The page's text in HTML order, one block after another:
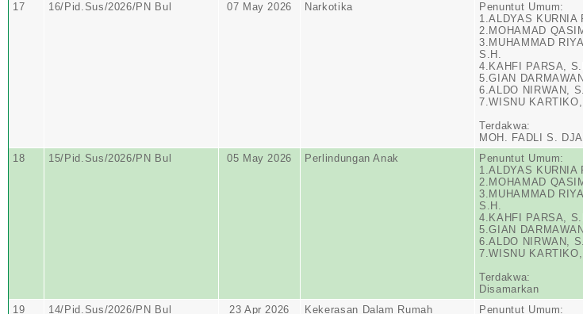
17 16/Pid.Sus/2026/PN Bul 07 May 2026 Narkotika
Penuntut Umum:
1.ALDYAS KURNIA
2.MOHAMAD
3.MUHAMMAD
S.H.
4.KAHFI PARSA,
5.GIAN
6.ALDO NIRWAN,
7.WISNU
Terdakwa:
MOH. FADLI S.
18 15/Pid.Sus/2026/PN Bul 05 May 2026 Perlindungan Anak
Penuntut Umum:
1.ALDYAS KURNIA
2.MOHAMAD
3.MUHAMMAD
S.H.
4.KAHFI PARSA,
5.GIAN
6.ALDO NIRWAN,
7.WISNU
Terdakwa:
Disamarkan
19 14/Pid.Sus/2026/PN Bul 23 Apr 2026 Kekerasan Dalam Rumah Penuntut Umum: